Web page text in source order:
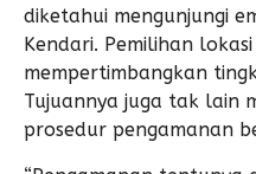
diketahui mengunjungi
Kendari. Pemilihan
mempertimbangkan
Tujuannya juga tak lain
prosedur pengamanan